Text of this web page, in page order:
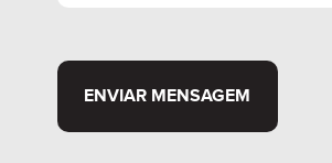
ENVIAR MENSAGEM